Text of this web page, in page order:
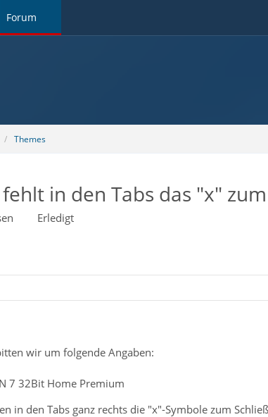
Forum
Themes
in den Tabs das "x"
Erledigt
wir um folgende Angaben:
7 32Bit Home Premium
in den Tabs ganz rechts die "x"-Symbole zum